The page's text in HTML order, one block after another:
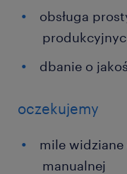
obsługa
dbanie o
oczekujemy
mile
manualnej